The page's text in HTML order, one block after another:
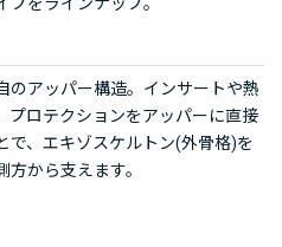
のアッパー構造。インサートや熱
プロテクションをアッパーに直接
で、エキゾスケルトン(外骨格)を
方から支えます。